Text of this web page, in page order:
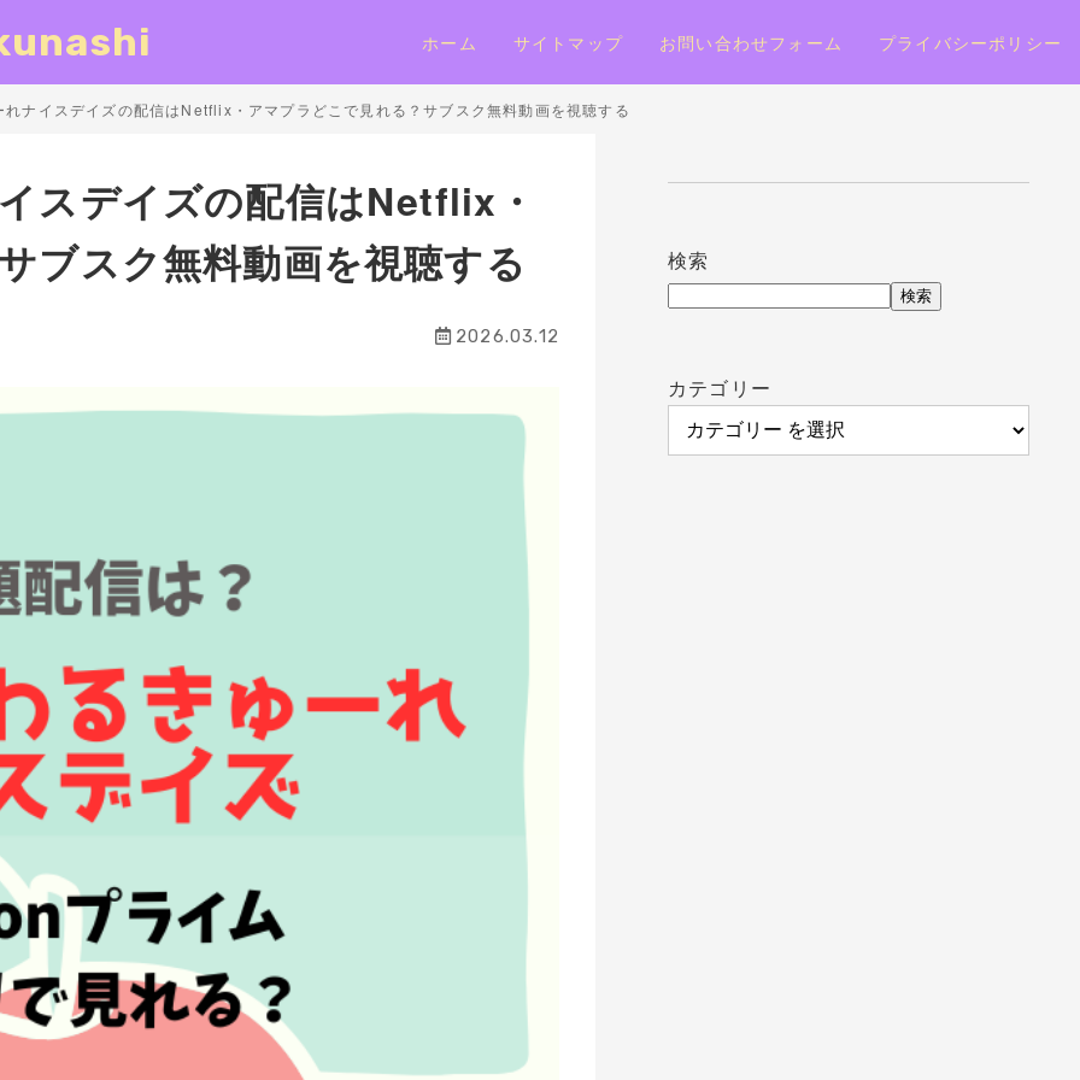
ホーム サイトマップ お問い合わせフォーム プライバシーポリシー
れナイスデイズの配信はNetflix・アマプラどこで見れる？サブスク無料動画を視聴する
スデイズの配信はNetflix・
ブスク無料動画を視聴する
2026.03.12
検索
検索
カテゴリー